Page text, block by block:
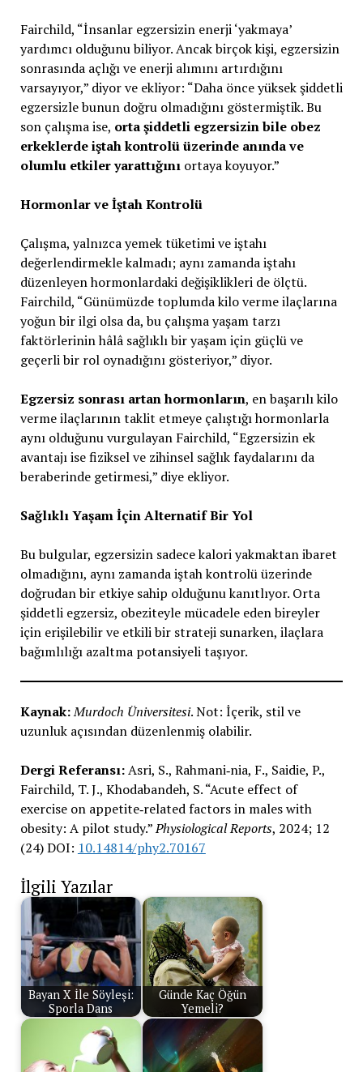
Fairchild, “İnsanlar egzersizin enerji ‘yakmaya’
yardımcı olduğunu biliyor. Ancak birçok kişi, egzersizin
sonrasında açlığı ve enerji alımını artırdığını
varsayıyor,” diyor ve ekliyor: “Daha önce yüksek şiddetli
egzersizle bunun doğru olmadığını göstermiştik. Bu
son çalışma ise, orta şiddetli egzersizin bile obez
erkeklerde iştah kontrolü üzerinde anında ve
olumlu etkiler yarattığınıortaya koyuyor.”
Hormonlar ve İştah Kontrolü
Çalışma, yalnızca yemek tüketimi ve iştahı
değerlendirmekle kalmadı; aynı zamanda iştahı
düzenleyen hormonlardaki değişiklikleri de ölçtü.
Fairchild, “Günümüzde toplumda kilo verme ilaçlarına
yoğun bir ilgi olsa da, bu çalışma yaşam tarzı
faktörlerinin hâlâ sağlıklı bir yaşam için güçlü ve
geçerli bir rol oynadığını gösteriyor,” diyor.
Egzersiz sonrası artan hormonların, en başarılı kilo
verme ilaçlarının taklit etmeye çalıştığı hormonlarla
aynı olduğunu vurgulayan Fairchild, “Egzersizin ek
avantajı ise fiziksel ve zihinsel sağlık faydalarını da
beraberinde getirmesi,” diye ekliyor.
Sağlıklı Yaşam İçin Alternatif Bir Yol
Bu bulgular, egzersizin sadece kalori yakmaktan ibaret
olmadığını, aynı zamanda iştah kontrolü üzerinde
doğrudan bir etkiye sahip olduğunu kanıtlıyor. Orta
şiddetli egzersiz, obeziteyle mücadele eden bireyler
için erişilebilir ve etkili bir strateji sunarken, ilaçlara
bağımlılığı azaltma potansiyeli taşıyor.
Kaynak:Murdoch Üniversitesi. Not: İçerik, stil ve
uzunluk açısından düzenlenmiş olabilir.
Dergi Referansı:Asri, S., Rahmani‐nia, F., Saidie, P.,
Fairchild, T. J., Khodabandeh, S. “Acute effect of
exercise on appetite‐related factors in males with
obesity: A pilot study.”Physiological Reports, 2024; 12
(24) DOI: 10.14814/phy2.70167
İlgili Yazılar
Bayan X İle Söyleşi:
Sporla Dans
Günde Kaç Öğün
Yemeli?